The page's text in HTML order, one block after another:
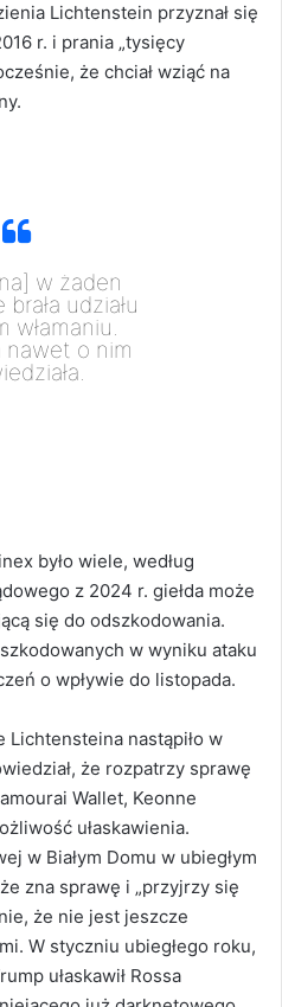
Lichtenstein przyznał się
r. i prania „tysięcy
że chciał wziąć na
w żaden
udziału
włamaniu.
nawet o nim
było wiele, według
z 2024 r. giełda może
się do odszkodowania.
w wyniku ataku
o wpływie do listopada.
nastąpiło w
że rozpatrzy sprawę
Wallet, Keonne
ułaskawienia.
w Białym Domu w ubiegłym
zna sprawę i „przyjrzy się
że nie jest jeszcze
W styczniu ubiegłego roku,
ułaskawił Rossa